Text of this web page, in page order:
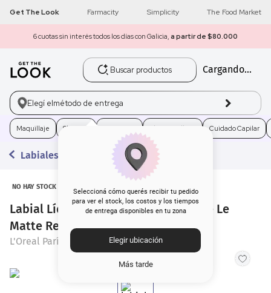
Get The Look Farmacity Simplicity The Food Market
6 cuotas sin interés todos los días con Galicia, a partir de $80.000
Buscar productos
Cargando...
Elegí elmétodo de entrega
Seleccioná cómo querés recibir tu pedido
para ver el stock, los costos y los tiempos
de entrega disponibles en tu zona
Elegir ubicación
Más tarde
Maquillaje Skincare Electro Belleza Cuidado Capilar
Labiales Líquidos
NO HAY STOCK
Labial Líquido L'Oréal Paris Infallible Le
Matte Resistance 245 French Kiss
L'Oreal París
1 get the look
2 máscara pestañas
loreal
4. brochas
5. corrector
6. rubor
7. serum
8.